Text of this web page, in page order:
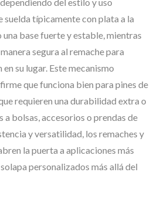
suelda típicamente con plata a la
base fuerte y estable, mientras
segura al remache para
su lugar. Este mecanismo
que funciona bien para pines de
requieren una durabilidad extra o
a bolsas, accesorios o prendas de
y versatilidad, los remaches y
la puerta a aplicaciones más
personalizados más allá del